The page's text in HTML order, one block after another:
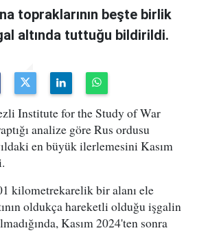
topraklarının beşte birlik
altında tuttuğu bildirildi.
Institute for the Study of War
analize göre Rus ordusu
en büyük ilerlemesini Kasım
kilometrekarelik bir alanı ele
oldukça hareketli olduğu işgalin
Kasım 2024'ten sonra